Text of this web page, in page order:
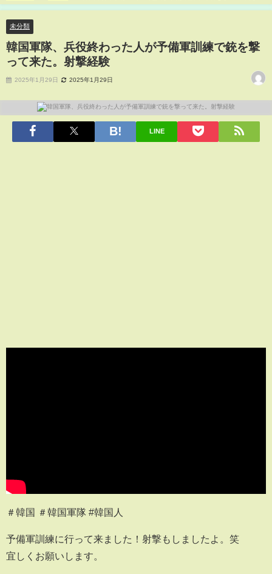
射撃経験
未分類
韓国軍隊、兵役終わった人が予備軍訓練で銃を撃
って来た。射撃経験
2025年1月29日 2025年1月29日
LINE
＃韓国 ＃韓国軍隊 #韓国人
予備軍訓練に行って来ました！射撃もしましたよ。笑
宜しくお願いします。